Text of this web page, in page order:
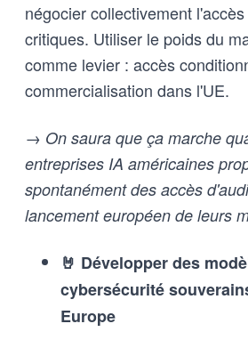
négocier collectivement
critiques. Utiliser le poids du
comme levier : accès
commercialisation dans l'UE.
→ On saura que ça marche
entreprises IA américaines
spontanément des accès
lancement européen de leurs
🤘 Développer des
cybersécurité
Europe